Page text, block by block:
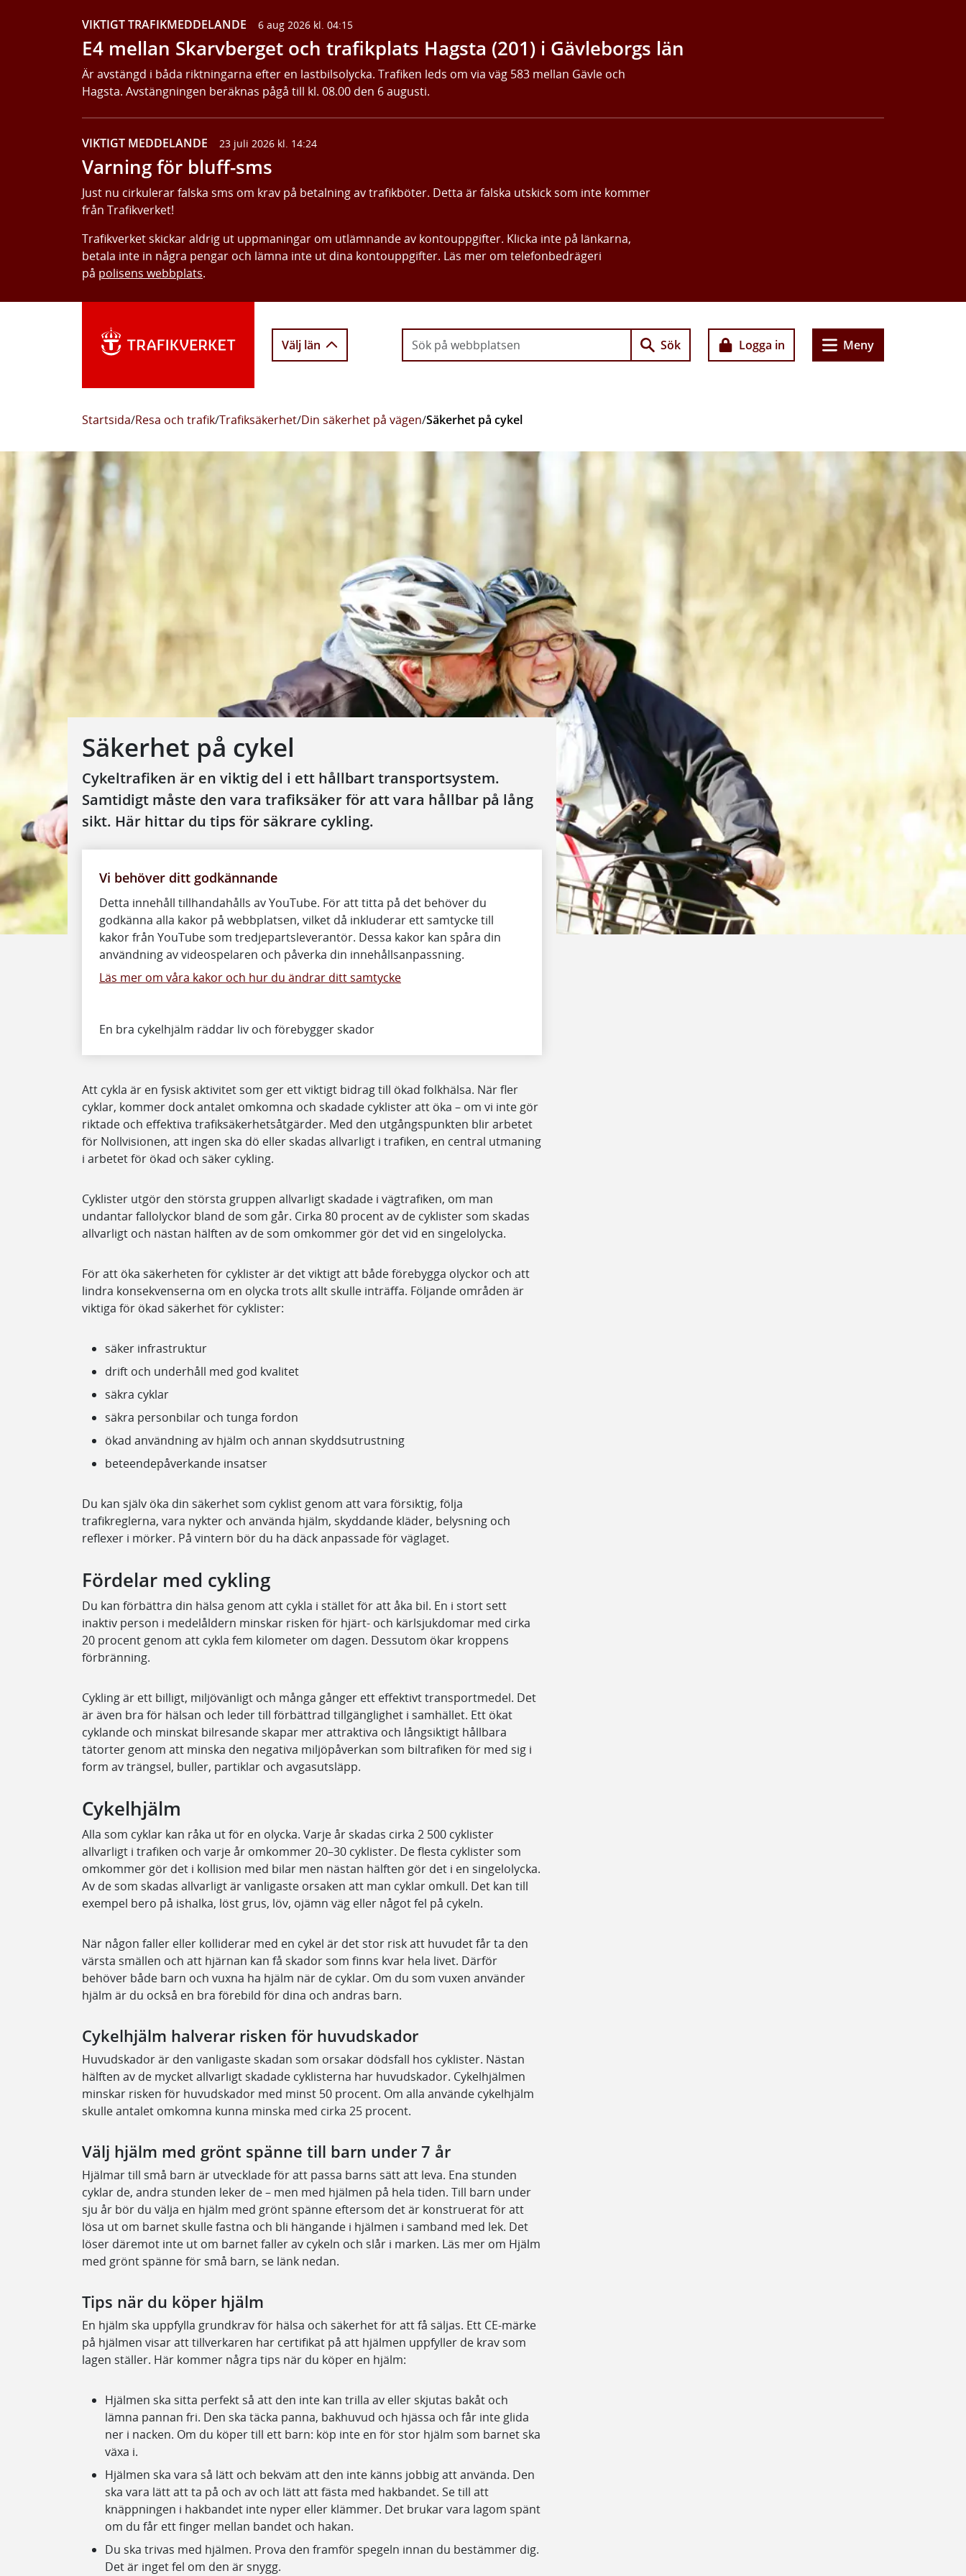
VIKTIGT TRAFIKMEDDELANDE 6 aug 2026 kl. 04:15
E4 mellan Skarvberget och trafikplats Hagsta (201) i Gävleborgs län
Är avstängd i båda riktningarna efter en lastbilsolycka. Trafiken leds om via väg 583 mellan Gävle och
Hagsta. Avstängningen beräknas pågå till kl. 08.00 den 6 augusti.
VIKTIGT MEDDELANDE 23 juli 2026 kl. 14:24
Varning för bluff-sms
Just nu cirkulerar falska sms om krav på betalning av trafikböter. Detta är falska utskick som inte kommer
från Trafikverket!
Trafikverket skickar aldrig ut uppmaningar om utlämnande av kontouppgifter. Klicka inte på länkarna,
betala inte in några pengar och lämna inte ut dina kontouppgifter. Läs mer om telefonbedrägeri
på polisens webbplats.
Välj län Sök Logga in Meny
Startsida/Resa och trafik/Trafiksäkerhet/Din säkerhet på vägen/Säkerhet på cykel
Säkerhet på cykel
Cykeltrafiken är en viktig del i ett hållbart transportsystem.
Samtidigt måste den vara trafiksäker för att vara hållbar på lång
sikt. Här hittar du tips för säkrare cykling.
Vi behöver ditt godkännande
Detta innehåll tillhandahålls av YouTube. För att titta på det behöver du
godkänna alla kakor på webbplatsen, vilket då inkluderar ett samtycke till
kakor från YouTube som tredjepartsleverantör. Dessa kakor kan spåra din
användning av videospelaren och påverka din innehållsanpassning.
Läs mer om våra kakor och hur du ändrar ditt samtycke
En bra cykelhjälm räddar liv och förebygger skador
Att cykla är en fysisk aktivitet som ger ett viktigt bidrag till ökad folkhälsa. När fler
cyklar, kommer dock antalet omkomna och skadade cyklister att öka – om vi inte gör
riktade och effektiva trafiksäkerhetsåtgärder. Med den utgångspunkten blir arbetet
för Nollvisionen, att ingen ska dö eller skadas allvarligt i trafiken, en central utmaning
i arbetet för ökad och säker cykling.
Cyklister utgör den största gruppen allvarligt skadade i vägtrafiken, om man
undantar fallolyckor bland de som går. Cirka 80 procent av de cyklister som skadas
allvarligt och nästan hälften av de som omkommer gör det vid en singelolycka.
För att öka säkerheten för cyklister är det viktigt att både förebygga olyckor och att
lindra konsekvenserna om en olycka trots allt skulle inträffa. Följande områden är
viktiga för ökad säkerhet för cyklister:
säker infrastruktur
drift och underhåll med god kvalitet
säkra cyklar
säkra personbilar och tunga fordon
ökad användning av hjälm och annan skyddsutrustning
beteendepåverkande insatser
Du kan själv öka din säkerhet som cyklist genom att vara försiktig, följa
trafikreglerna, vara nykter och använda hjälm, skyddande kläder, belysning och
reflexer i mörker. På vintern bör du ha däck anpassade för väglaget.
Fördelar med cykling
Du kan förbättra din hälsa genom att cykla i stället för att åka bil. En i stort sett
inaktiv person i medelåldern minskar risken för hjärt- och kärlsjukdomar med cirka
20 procent genom att cykla fem kilometer om dagen. Dessutom ökar kroppens
förbränning.
Cykling är ett billigt, miljövänligt och många gånger ett effektivt transportmedel. Det
är även bra för hälsan och leder till förbättrad tillgänglighet i samhället. Ett ökat
cyklande och minskat bilresande skapar mer attraktiva och långsiktigt hållbara
tätorter genom att minska den negativa miljöpåverkan som biltrafiken för med sig i
form av trängsel, buller, partiklar och avgasutsläpp.
Cykelhjälm
Alla som cyklar kan råka ut för en olycka. Varje år skadas cirka 2 500 cyklister
allvarligt i trafiken och varje år omkommer 20–30 cyklister. De flesta cyklister som
omkommer gör det i kollision med bilar men nästan hälften gör det i en singelolycka.
Av de som skadas allvarligt är vanligaste orsaken att man cyklar omkull. Det kan till
exempel bero på ishalka, löst grus, löv, ojämn väg eller något fel på cykeln.
När någon faller eller kolliderar med en cykel är det stor risk att huvudet får ta den
värsta smällen och att hjärnan kan få skador som finns kvar hela livet. Därför
behöver både barn och vuxna ha hjälm när de cyklar. Om du som vuxen använder
hjälm är du också en bra förebild för dina och andras barn.
Cykelhjälm halverar risken för huvudskador
Huvudskador är den vanligaste skadan som orsakar dödsfall hos cyklister. Nästan
hälften av de mycket allvarligt skadade cyklisterna har huvudskador. Cykelhjälmen
minskar risken för huvudskador med minst 50 procent. Om alla använde cykelhjälm
skulle antalet omkomna kunna minska med cirka 25 procent.
Välj hjälm med grönt spänne till barn under 7 år
Hjälmar till små barn är utvecklade för att passa barns sätt att leva. Ena stunden
cyklar de, andra stunden leker de – men med hjälmen på hela tiden. Till barn under
sju år bör du välja en hjälm med grönt spänne eftersom det är konstruerat för att
lösa ut om barnet skulle fastna och bli hängande i hjälmen i samband med lek. Det
löser däremot inte ut om barnet faller av cykeln och slår i marken. Läs mer om Hjälm
med grönt spänne för små barn, se länk nedan.
Tips när du köper hjälm
En hjälm ska uppfylla grundkrav för hälsa och säkerhet för att få säljas. Ett CE-märke
på hjälmen visar att tillverkaren har certifikat på att hjälmen uppfyller de krav som
lagen ställer. Här kommer några tips när du köper en hjälm:
Hjälmen ska sitta perfekt så att den inte kan trilla av eller skjutas bakåt och
lämna pannan fri. Den ska täcka panna, bakhuvud och hjässa och får inte glida
ner i nacken. Om du köper till ett barn: köp inte en för stor hjälm som barnet ska
växa i.
Hjälmen ska vara så lätt och bekväm att den inte känns jobbig att använda. Den
ska vara lätt att ta på och av och lätt att fästa med hakbandet. Se till att
knäppningen i hakbandet inte nyper eller klämmer. Det brukar vara lagom spänt
om du får ett finger mellan bandet och hakan.
Du ska trivas med hjälmen. Prova den framför spegeln innan du bestämmer dig.
Det är inget fel om den är snygg.